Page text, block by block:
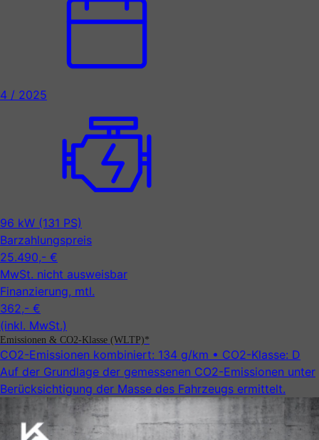
4 / 2025
96 kW (131 PS)
Barzahlungspreis
25.490,- €
MwSt. nicht ausweisbar
Finanzierung, mtl.
362,- €
(inkl. MwSt.)
Emissionen & CO2-Klasse (WLTP)*
CO2-Emissionen kombiniert: 134 g/km • CO2-Klasse: D
Auf der Grundlage der gemessenen CO2-Emissionen unter
Be­rück­sicht­ig­ung der Masse des Fahrzeugs ermittelt.